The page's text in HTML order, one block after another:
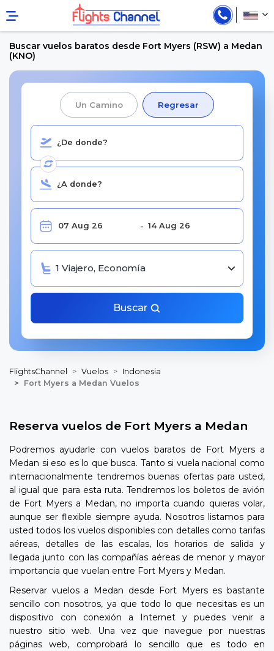
Buscar vuelos baratos desde Fort Myers (RSW) a Medan
(KNO)
Un Camino Regresar
1 Viajero, Economía
Buscar
FlightsChannel Vuelos
Indonesia
Fort Myers a Medan Vuelos
Reserva vuelos de Fort Myers a Medan
Podremos ayudarle con vuelos baratos de Fort Myers a
Medan si eso es lo que busca. Tanto si vuela nacional como
internacionalmente tendremos buenas ofertas para usted,
al igual que para esta ruta. Tendremos los boletos de avión
de Fort Myers a Medan, no importa cuando quieras volar,
aunque ser flexible siempre ayuda. Nosotros listamos para
usted todos los vuelos disponibles con detalles como tarifas
aéreas, detalles de las escalas, los horarios de salida y
llegada junto con las compañías aéreas de menor y mayor
importancia que vuelan entre Fort Myers y Medan.
Reservar vuelos a Medan desde Fort Myers es bastante
sencillo con nosotros, ya que todo lo que necesitas es un
dispositivo con conexión a Internet y puedes venir a
nuestro sitio web. Una vez que navegue por nuestras
páginas web, comprobará lo sencillo que es todo en